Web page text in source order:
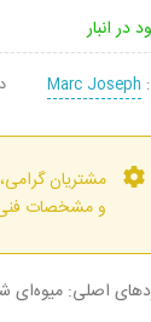
در انبار
Marc Joseph
مشتریان
و مشخصات فنی
اصلی: